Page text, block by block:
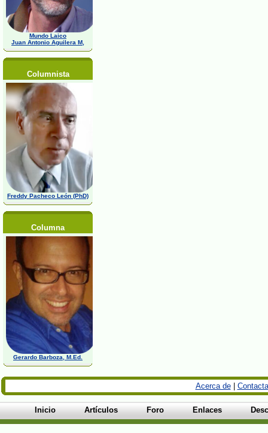
Mundo Laico
Juan Antonio Aguilera M,
Columnista
Freddy Pacheco León (PhD)
Columna
Gerardo Barboza, M.Ed.
Acerca de|
Inicio Artículos Foro Enlaces